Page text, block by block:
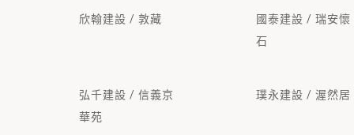
欣翰建設 / 敦藏
國泰建設 / 瑞安懷
石
弘千建設 / 信義京
華苑
璞永建設 / 渥然居